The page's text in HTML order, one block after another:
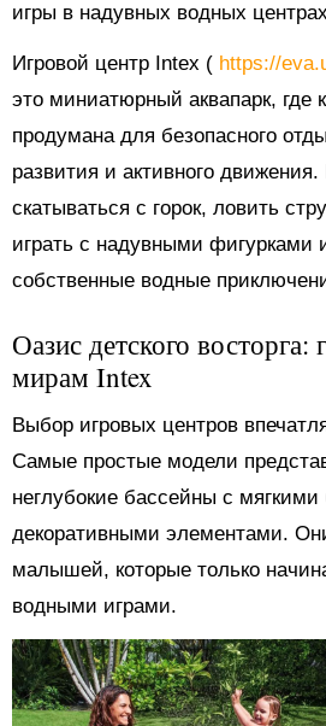
игры в надувных водных
Игровой центр Intex ( https://
это миниатюрный аквапарк, где
продумана для безопасного
развития и активного
скатываться с горок, ловить
играть с надувными фигурками
собственные водные
Оазис детского
мирам Intex
Выбор игровых центров
Самые простые модели
неглубокие бассейны с
декоративными элементами.
малышей, которые только
водными играми.